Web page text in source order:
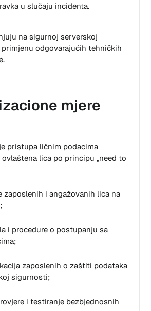
u slučaju incidenta.
na sigurnoj serverskoj
odgovarajućih tehničkih
mjere
pristupa ličnim podacima
lica po principu „need to
zaposlenih i angažovanih lica na
i procedure o postupanju sa
zaposlenih o zaštiti podataka
sigurnosti;
i testiranje bezbjednosnih